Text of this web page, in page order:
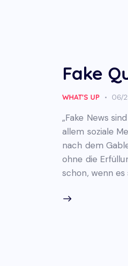
Fake
WHAT'S UP 06/
„Fake News
allem soziale
nach dem
ohne die
schon, wenn